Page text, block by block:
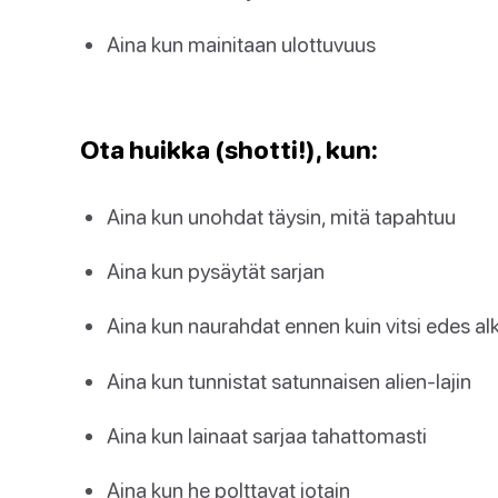
Aina kun mainitaan ulottuvuus
Ota huikka (shotti!), kun:
Aina kun unohdat täysin, mitä tapahtuu
Aina kun pysäytät sarjan
Aina kun naurahdat ennen kuin vitsi edes
Aina kun tunnistat satunnaisen alien-lajin
Aina kun lainaat sarjaa tahattomasti
Aina kun he polttavat jotain